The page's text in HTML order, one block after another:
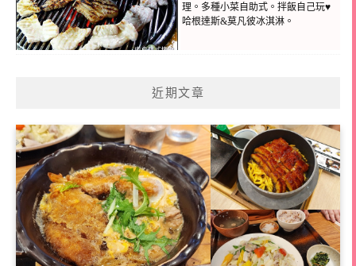
理。多種小菜自助式。拌飯自己玩♥
哈根達斯&莫凡彼冰淇淋。
近期文章